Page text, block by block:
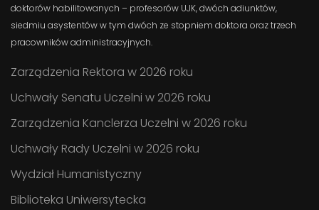
doktorów habilitowanych – profesorów UJK, dwóch adiunktów,
siedmiu asystentów w tym dwóch ze stopniem doktora oraz trzech
pracowników administracyjnych.
Zarządzenia Rektora w 2026 roku
Uchwały Senatu Uczelni w 2026 roku
Zarządzenia Kanclerza Uczelni w 2026 roku
Uchwały Rady Uczelni w 2026 roku
Wydział Humanistyczny
Biblioteka Uniwersytecka